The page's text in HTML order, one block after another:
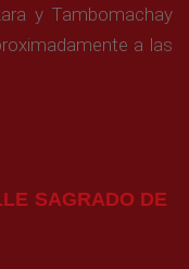
y Tambomachay
a las
SAGRADO DE